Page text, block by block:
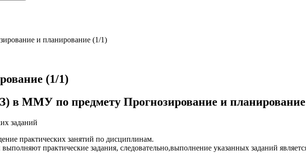
и планирование (1/1)
(1/1)
в ММУ по предмету Прогнозирование и
заданий
практических занятий по дисциплинам.
практические задания, следовательно,выполнение указанных заданий